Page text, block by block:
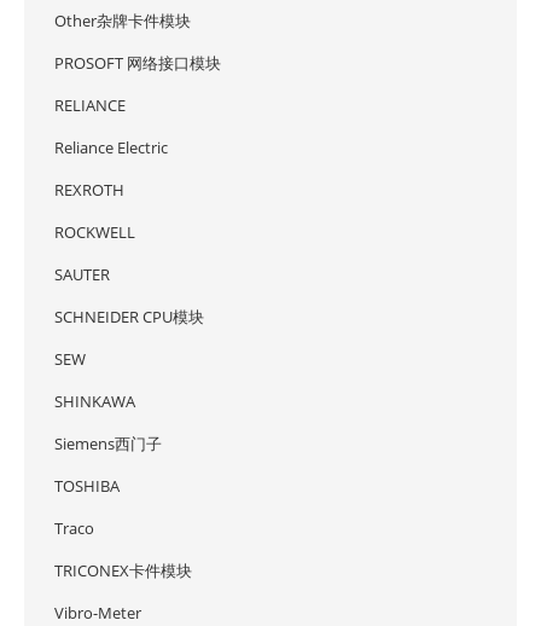
Other杂牌卡件模块
PROSOFT 网络接口模块
RELIANCE
Reliance Electric
REXROTH
ROCKWELL
SAUTER
SCHNEIDER CPU模块
SEW
SHINKAWA
Siemens西门子
TOSHIBA
Traco
TRICONEX卡件模块
Vibro-Meter